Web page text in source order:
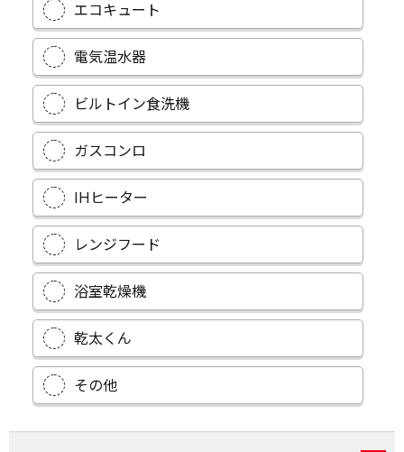
エコキュート
電気温水器
ビルトイン食洗機
ガスコンロ
IHヒーター
レンジフード
浴室乾燥機
乾太くん
その他